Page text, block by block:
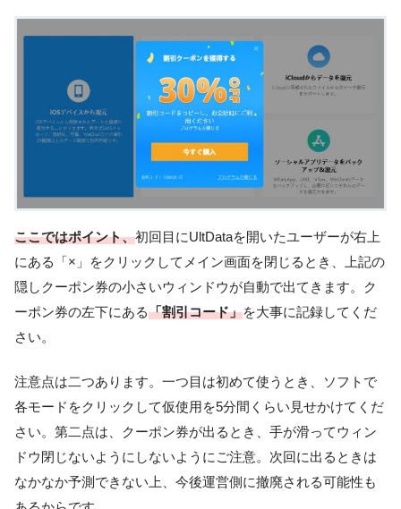
ここではポイント、初回目にUltDataを開いたユーザーが右上
にある「×」をクリックしてメイン画面を閉じるとき、上記の
隠しクーポン券の小さいウィンドウが自動で出てきます。ク
ーポン券の左下にある「割引コード」を大事に記録してくだ
さい。
注意点は二つあります。一つ目は初めて使うとき、ソフトで
各モードをクリックして仮使用を5分間くらい見せかけてくだ
さい。第二点は、クーポン券が出るとき、手が滑ってウィン
ドウ閉じないようにしないようにご注意。次回に出るときは
なかなか予測できない上、今後運営側に撤廃される可能性も